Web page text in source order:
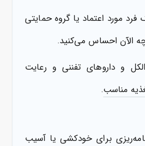
مورد اعتماد یا گروه حمایتی
الآن احساس می‌کنید.
و داروهای تفننی و رعایت
مناسب.
برای خودکشی یا آسیب